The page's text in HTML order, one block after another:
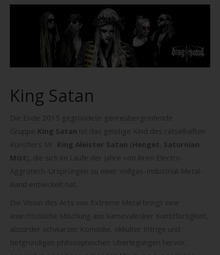
King Satan
Die Ende 2015 gegründete genreübergreifende
Gruppe King Satan ist das geistige Kind des rätselhaften
Künstlers Mr. King Aleister Satan ( Henget Saturnian
Mist), die sich im Laufe der Jahre von ihren Electro-
Aggrotech-Ursprüngen zu einer Vollgas-Industrial-Metal-
Band entwickelt hat.
Die Vision des Acts von Extreme Metal bringt eine
anarchistische Mischung aus karnevalesker Kunstfertigkeit,
absurder schwarzer Komödie, okkulter Intrige und
tiefgründigen philosophischen Überlegungen hervor,